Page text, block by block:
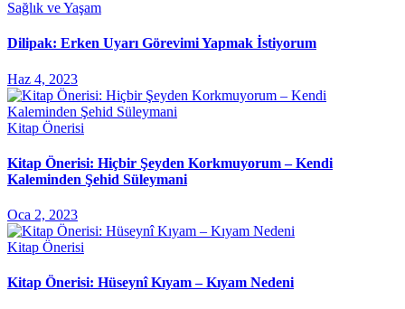
Sağlık ve Yaşam
Dilipak: Erken Uyarı Görevimi Yapmak İstiyorum
Haz 4, 2023
Kitap Önerisi
Kitap Önerisi: Hiçbir Şeyden Korkmuyorum – Kendi
Kaleminden Şehid Süleymani
Oca 2, 2023
Kitap Önerisi
Kitap Önerisi: Hüseynî Kıyam – Kıyam Nedeni